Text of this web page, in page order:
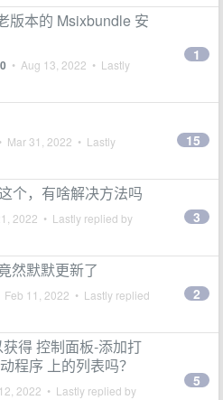
版本的 Msixbundle 安
• Aug 13, 2022 • Lastly
1
• Mar 31, 2022 • Lastly
15
个，有啥解决方法吗
2022 • Lastly replied by 3
然默默更新了
Feb 11, 2022 • Lastly replied
2
得 控制面板-添加打
程序 上的列表吗？
2022 • Lastly replied by
5